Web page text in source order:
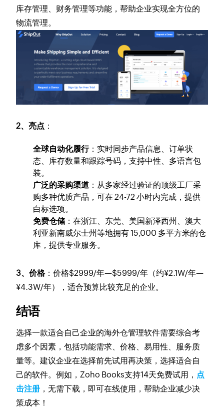
库存管理、财务管理等功能，帮助企业实现全方位的
物流管理。
2、亮点 ：
全球自动化履行：实时同步产品信息、订单状
态、库存数量和跟踪号码，支持中性、多语言包
装。
广泛的采购渠道 ：从多家经过验证的顶级工厂采
购多种优质产品，可在 24-72 小时内完成，提供
白标选项。
免费仓储 ：在浙江、东莞、美国新泽西州、澳大
利亚新南威尔士州等地拥有 15,000 多平方米的仓
库，提供专业服务。
3、价格：价格$2999/年—$5999/年（约¥2.1W/年—
¥4.3W/年），适合预算比较充足的企业。
结语
选择一款适合自己企业的海外仓管理软件需要综合考
虑多个因素，包括功能需求、价格、易用性、服务质
量等。建议企业在选择前先试用再决策，选择适合自
己的软件。例如，Zoho Books支持14天免费试用， 点
击注册 ，无需下载，即可在线使用，帮助企业减少决
策成本！